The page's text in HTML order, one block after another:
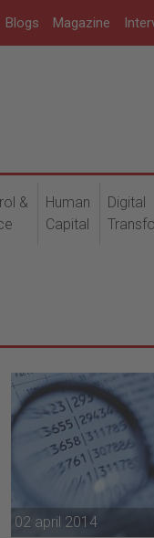
Blogs Magazine
&
Human
Capital
Digital
02 april 2014